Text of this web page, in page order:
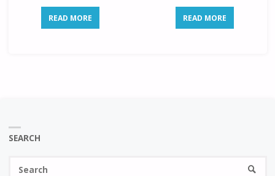
READ MORE READ MORE
SEARCH